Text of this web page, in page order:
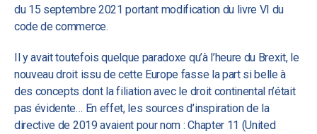
du 15 septembre 2021 portant modification du livre VI du
code de commerce.
Il y avait toutefois quelque paradoxe qu’à l’heure du Brexit, le
nouveau droit issu de cette Europe fasse la part si belle à
des concepts dont la filiation avec le droit continental n’était
pas évidente… En effet, les sources d’inspiration de la
directive de 2019 avaient pour nom : Chapter 11 (United